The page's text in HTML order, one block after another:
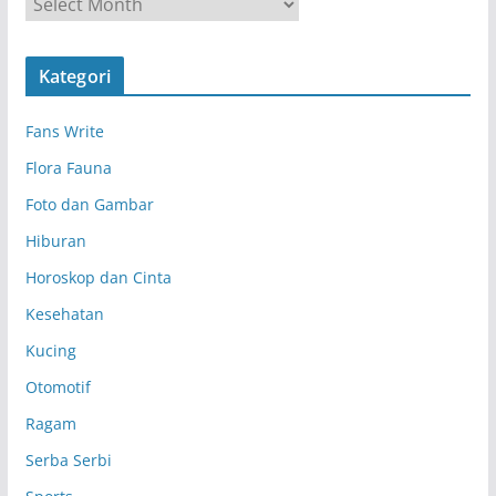
s
Kategori
Fans Write
Flora Fauna
Foto dan Gambar
Hiburan
Horoskop dan Cinta
Kesehatan
Kucing
Otomotif
Ragam
Serba Serbi